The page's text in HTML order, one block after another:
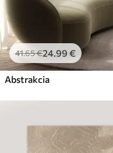
41.65€24.99 €
Abstrakcia